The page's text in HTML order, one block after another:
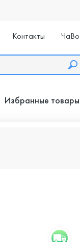
Контакты ЧаВо
Избранные товары